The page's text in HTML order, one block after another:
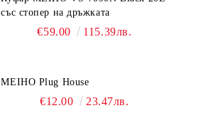
със стопер на дръжката
€59.00 115.39лв.
MEIHO Plug House
€12.00 23.47лв.